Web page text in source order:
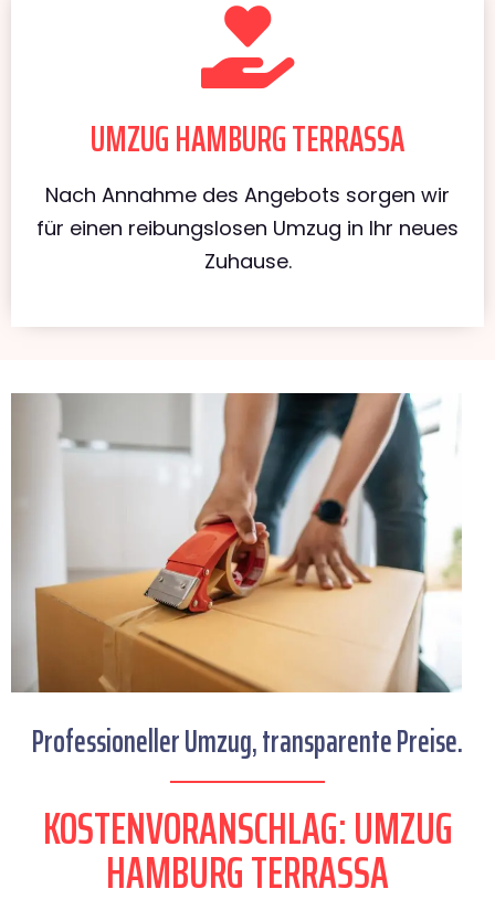
UMZUG HAMBURG TERRASSA
Nach Annahme des Angebots sorgen wir
für einen reibungslosen Umzug in Ihr neues
Zuhause.
Professioneller Umzug, transparente Preise.
KOSTENVORANSCHLAG: UMZUG
HAMBURG TERRASSA